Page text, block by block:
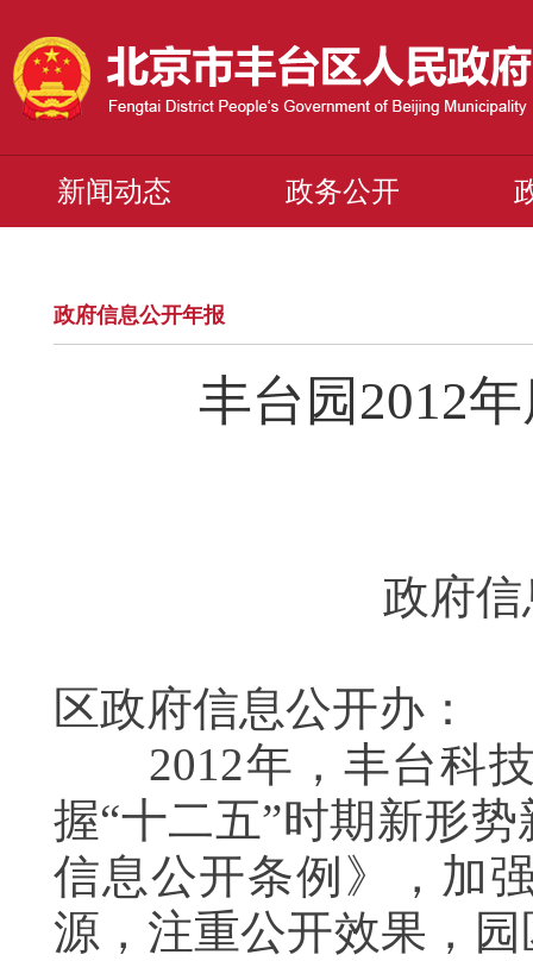
新闻动态 政务公开
政府信息公开年报
丰台园2012
政府
区政府信息公开办：
2012年，丰台科
握“十二五”时期新形
信息公开条例》，加
源，注重公开效果，